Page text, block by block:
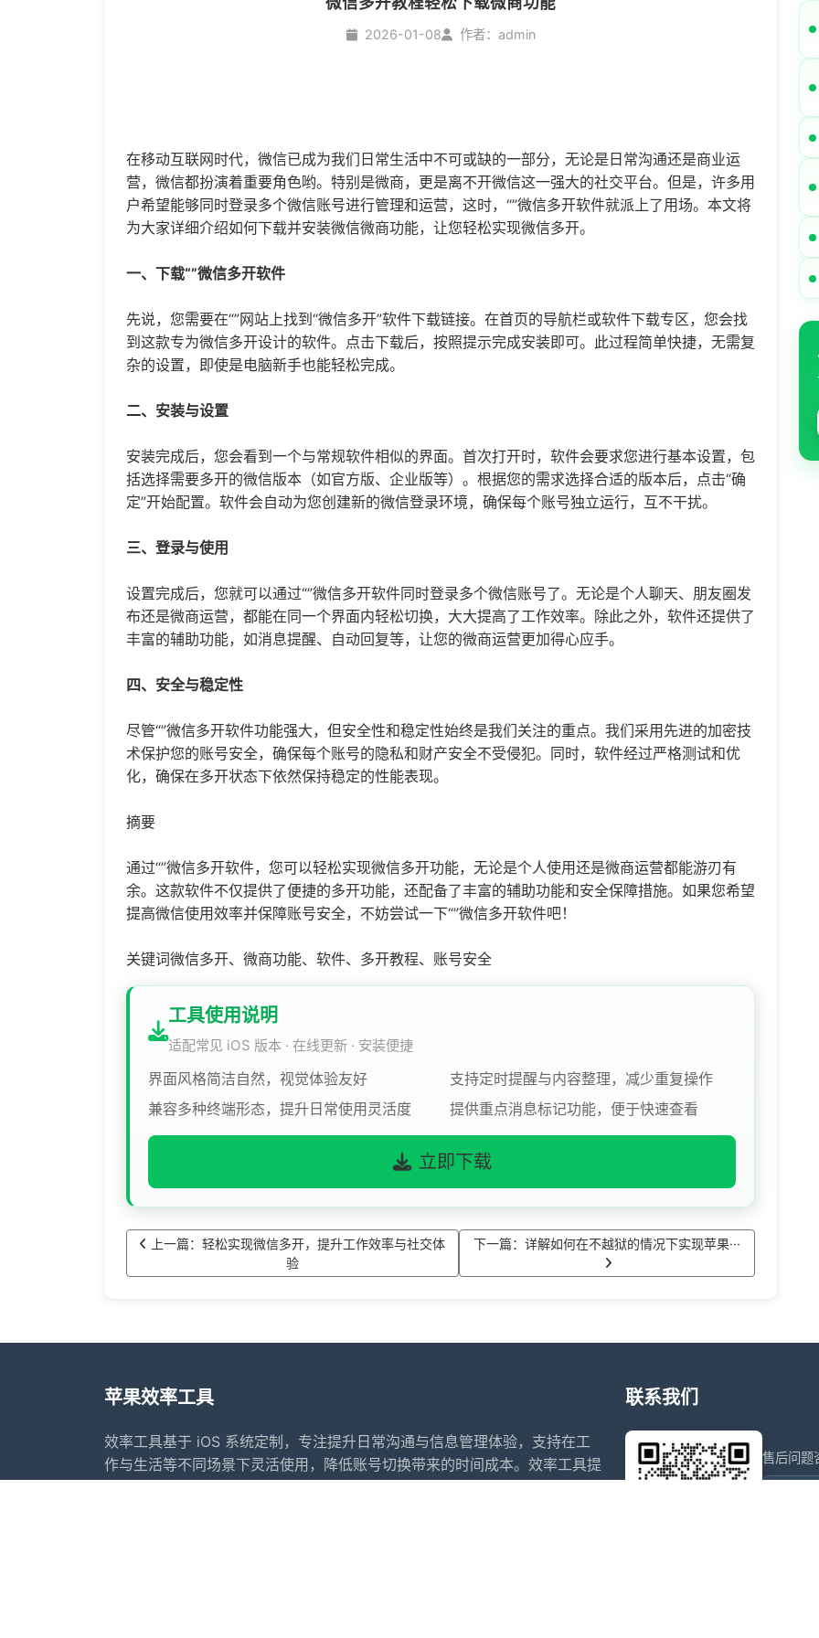
2026-01-08 作者：admin
在移动互联网时代，微信已成为我们日常生活中不可或缺的一部分，无论是日常沟通还是商业运
营，微信都扮演着重要角色哟。特别是微商，更是离不开微信这一强大的社交平台。但是，许多用
户希望能够同时登录多个微信账号进行管理和运营，这时，“”微信多开软件就派上了用场。本文将
为大家详细介绍如何下载并安装微信微商功能，让您轻松实现微信多开。
一、下载“”微信多开软件
先说，您需要在“”网站上找到“微信多开”软件下载链接。在首页的导航栏或软件下载专区，您会找
到这款专为微信多开设计的软件。点击下载后，按照提示完成安装即可。此过程简单快捷，无需复
杂的设置，即使是电脑新手也能轻松完成。
二、安装与设置
安装完成后，您会看到一个与常规软件相似的界面。首次打开时，软件会要求您进行基本设置，包
括选择需要多开的微信版本（如官方版、企业版等）。根据您的需求选择合适的版本后，点击“确
定”开始配置。软件会自动为您创建新的微信登录环境，确保每个账号独立运行，互不干扰。
三、登录与使用
设置完成后，您就可以通过“”微信多开软件同时登录多个微信账号了。无论是个人聊天、朋友圈发
布还是微商运营，都能在同一个界面内轻松切换，大大提高了工作效率。除此之外，软件还提供了
丰富的辅助功能，如消息提醒、自动回复等，让您的微商运营更加得心应手。
四、安全与稳定性
尽管“”微信多开软件功能强大，但安全性和稳定性始终是我们关注的重点。我们采用先进的加密技
术保护您的账号安全，确保每个账号的隐私和财产安全不受侵犯。同时，软件经过严格测试和优
化，确保在多开状态下依然保持稳定的性能表现。
摘要
通过“”微信多开软件，您可以轻松实现微信多开功能，无论是个人使用还是微商运营都能游刃有
余。这款软件不仅提供了便捷的多开功能，还配备了丰富的辅助功能和安全保障措施。如果您希望
提高微信使用效率并保障账号安全，不妨尝试一下“”微信多开软件吧！
关键词微信多开、微商功能、软件、多开教程、账号安全
工具使用说明
适配常见 iOS 版本 · 在线更新 · 安装便捷
界面风格简洁自然，视觉体验友好
支持定时提醒与内容整理，减少重复操作
兼容多种终端形态，提升日常使用灵活度
提供重点消息标记功能，便于快速查看
立即下载
上一篇：轻松实现微信多开，提升工作效率与社交体
验
下一篇：详解如何在不越狱的情况下实现苹果···
苹果效率工具
效率工具基于 iOS 系统定制，专注提升日常沟通与信息管理体验，支持在工
作与生活等不同场景下灵活使用，降低账号切换带来的时间成本。效率工具提
联系我们
售后问题